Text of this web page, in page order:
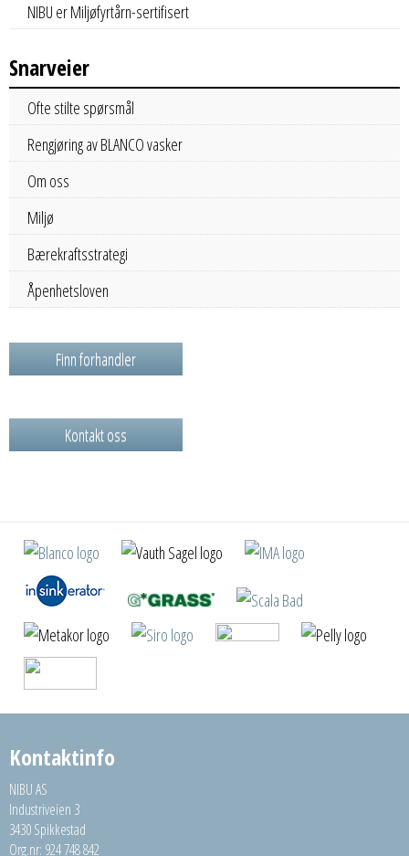
NIBU er Miljøfyrtårn-sertifisert
Snarveier
Ofte stilte spørsmål
Rengjøring av BLANCO vasker
Om oss
Miljø
Bærekraftsstrategi
Åpenhetsloven
Finn forhandler
Kontakt oss
Kontaktinfo
NIBU AS
Industriveien 3
3430 Spikkestad
Org.nr: 924 748 842